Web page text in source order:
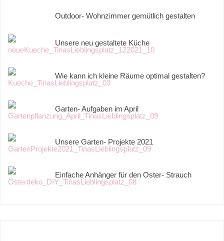
Outdoor- Wohnzimmer gemütlich gestalten
Unsere neu gestaltete Küche
Wie kann ich kleine Räume optimal gestalten?
Garten- Aufgaben im April
Unsere Garten- Projekte 2021
Einfache Anhänger für den Oster- Strauch